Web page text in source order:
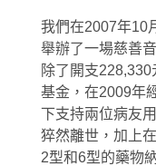
我們在2007年10
舉辦了一場慈善
除了開支
基金，在2009年
下支持兩位病友
猝然離世，加上
2型和6型的藥物